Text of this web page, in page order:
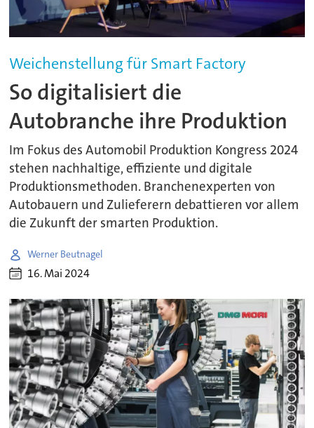
Weichenstellung für Smart Factory
So digitalisiert die
Autobranche ihre Produktion
Im Fokus des Automobil Produktion Kongress 2024
stehen nachhaltige, effiziente und digitale
Produktionsmethoden. Branchenexperten von
Autobauern und Zulieferern debattieren vor allem
die Zukunft der smarten Produktion.
Werner Beutnagel
16. Mai 2024